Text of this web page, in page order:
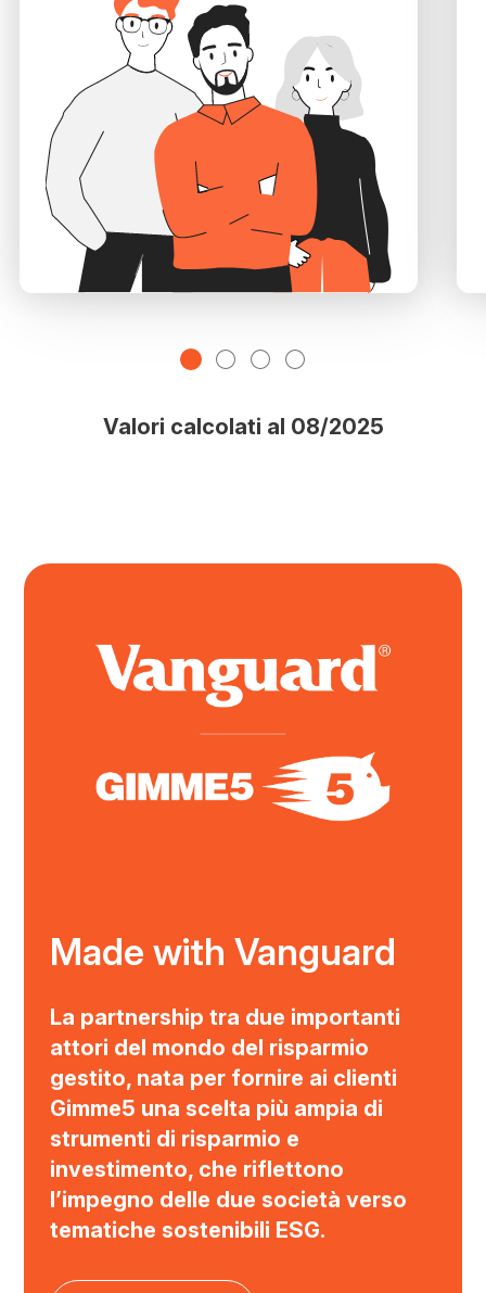
Valori calcolati al 08/2025
Made with Vanguard
La partnership tra due importanti
attori del mondo del risparmio
gestito, nata per fornire ai clienti
Gimme5 una scelta più ampia di
strumenti di risparmio e
investimento, che riflettono
l’impegno delle due società verso
tematiche sostenibili ESG.